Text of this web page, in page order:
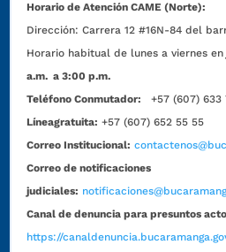
Horario de Atención CAME (Norte):
Dirección:Carrera 12 #16N-84 del
Horario habitual de lunes a viernes en
a.m. a 3:00 p.m.
Teléfono Conmutador:
+57 (607) 633
Líneagratuita: +57 (607) 652 55 55
Correo Institucional:
Correo de notificaciones
judiciales:
Canal de denuncia para presuntos
https://